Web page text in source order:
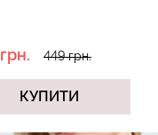
449 грн.
КУПИТИ
Велосипедки
ефектом